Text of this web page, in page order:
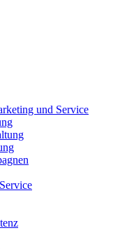
und Service